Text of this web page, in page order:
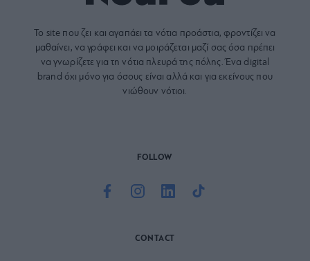
Το site που ζει και αγαπάει τα νότια προάστια, φροντίζει να
μαθαίνει, να γράφει και να μοιράζεται μαζί σας όσα πρέπει
να γνωρίζετε για τη νότια πλευρά της πόλης. Ένα digital
brand όχι μόνο για όσους είναι αλλά και για εκείνους που
νιώθουν νότιοι.
FOLLOW
CONTACT